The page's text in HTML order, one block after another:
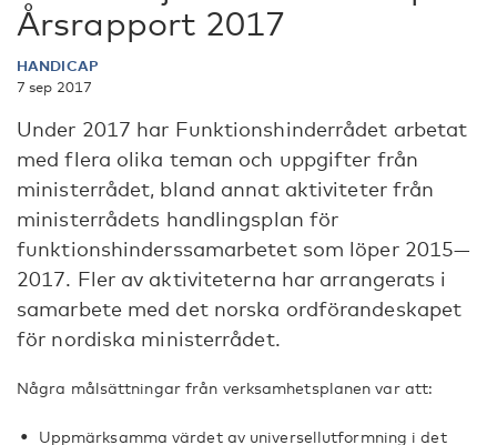
Årsrapport 2017
HANDICAP
7 sep 2017
Under 2017 har Funktionshinderrådet arbetat
med flera olika teman och uppgifter från
ministerrådet, bland annat aktiviteter från
ministerrådets handlingsplan för
funktionshinderssamarbetet som löper 2015—
2017. Fler av aktiviteterna har arrangerats i
samarbete med det norska ordförandeskapet
för nordiska ministerrådet.
Några målsättningar från verksamhetsplanen var att:
Uppmärksamma värdet av universellutformning i det